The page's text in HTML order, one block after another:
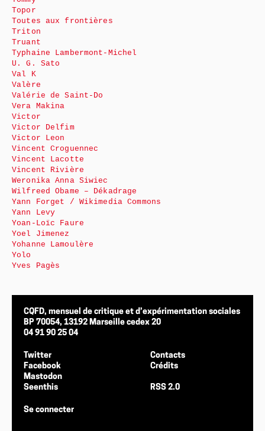
Topor
Toutes aux frontières
Triton
Truant
Typhaine Lambermont-Michel
U. G. Sato
Val K
Valère
Valérie de Saint-Do
Vera Makina
Victor
Victor Delfim
Victor Leon
Vincent Croguennec
Vincent Lacotte
Vincent Rivière
Weronika Anna Siwiec
Wilfreed Obame – Dékadrage
Yann Forget / Wikimedia Commons
Yann Levy
Yoan-Loïc Faure
Yoel Jimenez
Yohanne Lamoulère
Yolo
Yves Pagès
CQFD, mensuel de critique et d’expérimentation sociales
BP 70054, 13192 Marseille cedex 20
04 91 90 25 04
Twitter
Facebook
Mastodon
Seenthis
Contacts
Crédits
RSS 2.0
Se connecter